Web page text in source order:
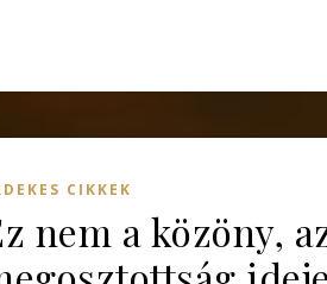
CIKKEK
nem a közöny,